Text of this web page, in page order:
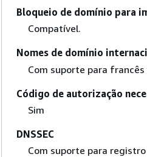
Bloqueio de domínio para
Compatível.
Nomes de domínio
Com suporte para francês
Código de autorização
Sim
DNSSEC
Com suporte para